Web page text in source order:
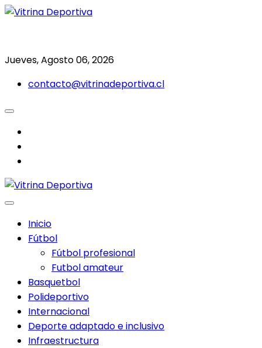
Saltar
Jueves, Agosto 06, 2026
contacto@vitrinadeportiva.cl
Inicio
Fútbol
Fútbol profesional
Futbol amateur
Basquetbol
Polideportivo
Internacional
Deporte adaptado e inclusivo
Infraestructura